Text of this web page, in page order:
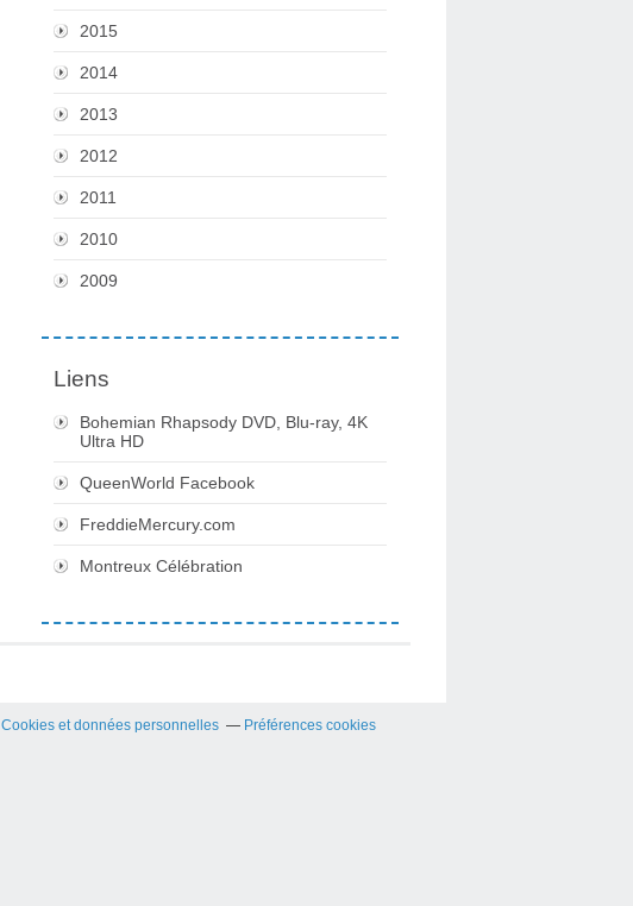
2015
2014
2013
2012
2011
2010
2009
Liens
Bohemian Rhapsody DVD, Blu-ray, 4K
Ultra HD
QueenWorld Facebook
FreddieMercury.com
Montreux Célébration
Cookies et données personnelles Préférences cookies